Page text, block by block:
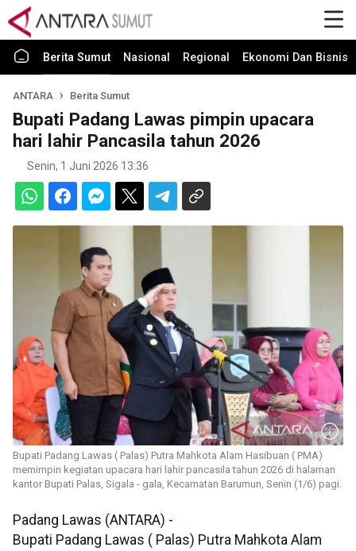
Berita Sumut Nasional Regional Ekonomi Dan Bisnis
ANTARA Berita Sumut
Bupati Padang Lawas pimpin upacara
hari lahir Pancasila tahun 2026
Senin, 1 Juni 2026 13:36
Bupati Padang Lawas ( Palas) Putra Mahkota Alam Hasibuan ( PMA)
memimpin kegiatan upacara hari lahir pancasila tahun 2026 di halaman
kantor Bupati Palas, Sigala - gala, Kecamatan Barumun, Senin (1/6) pagi.
Padang Lawas (ANTARA) -
Bupati Padang Lawas ( Palas) Putra Mahkota Alam